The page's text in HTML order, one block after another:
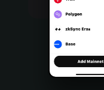
Português (Brasil)
Español (Argentina)